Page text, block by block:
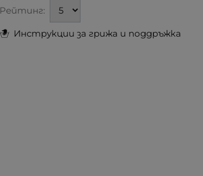
Инструкции за грижа и поддръжка
Рейтинг: